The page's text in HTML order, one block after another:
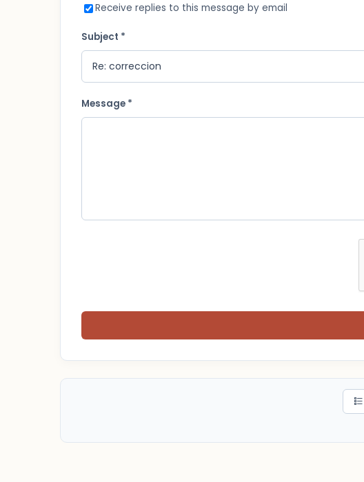
Receive replies to this message by email
Subject *
Message *